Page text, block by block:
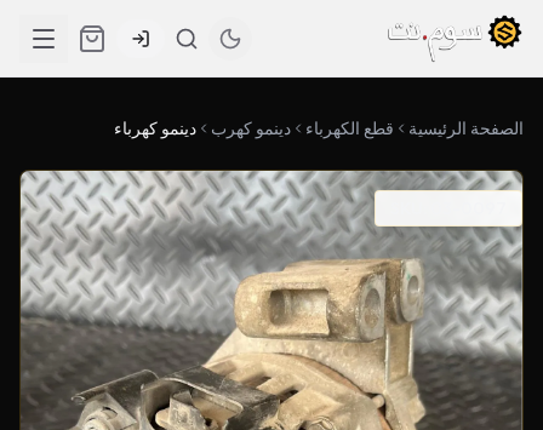
الصفحة الرئيسية قطع الكهرباء دينمو كهرب دينمو كهرباء